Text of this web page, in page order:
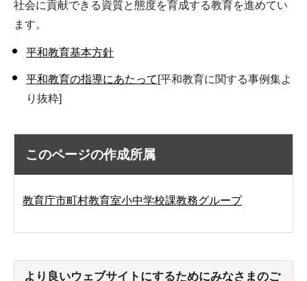
社会に貢献できる資質と態度を育成する教育を進めてい
ます。
平和教育基本方針
平和教育の指導にあたって [平和教育に関する事例集よ
り抜粋]
このページの作成所属
教育庁市町村教育室小中学校課教務グループ
より良いウェブサイトにするためにみなさまのご